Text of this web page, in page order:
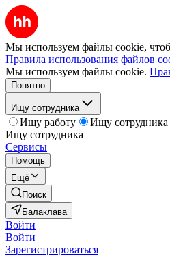
Мы используем файлы cookie,
Правила использования файлов
Мы используем файлы cookie.
Понятно
Ищу сотрудника
Ищу работу
Ищу сотрудника
Ищу сотрудника
Сервисы
Помощь
Ещё
Поиск
Балаклава
Войти
Войти
Зарегистрироваться